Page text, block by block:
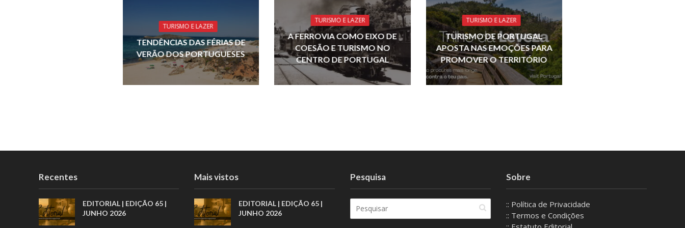
o
k
s p
p
TURISMO E LAZER
TENDÊNCIAS DAS FÉRIAS DE
VERÃO DOS PORTUGUESES
TURISMO E LAZER
A FERROVIA COMO EIXO DE
COESÃO E TURISMO NO
CENTRO DE PORTUGAL
TURISMO E LAZER
TURISMO DE PORTUGAL
APOSTA NAS EMOÇÕES PARA
PROMOVER O TERRITÓRIO
Recentes
EDITORIAL | EDIÇÃO 65 |
JUNHO 2026
Mais vistos
EDITORIAL | EDIÇÃO 65 |
JUNHO 2026
Pesquisa Sobre
:: Política de Privacidade
:: Termos e Condições